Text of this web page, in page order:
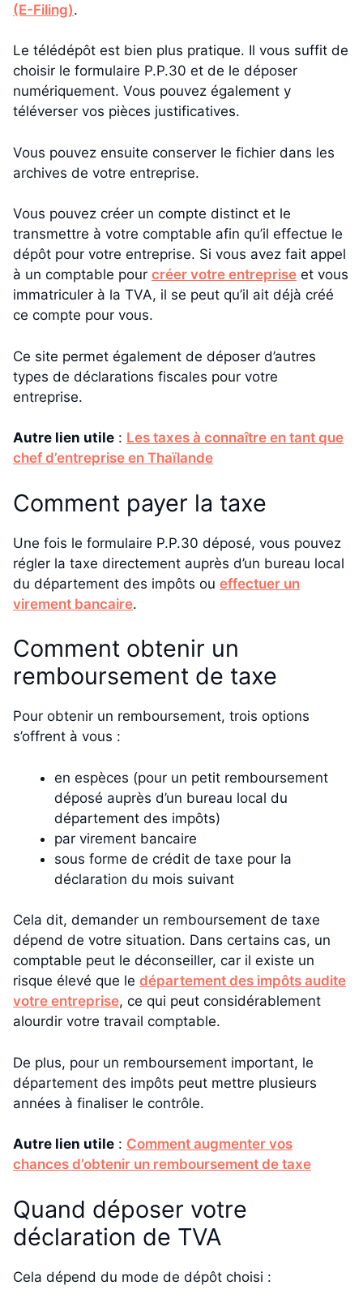
(E-Filing).
Le télédépôt est bien plus pratique. Il vous suffit de
choisir le formulaire P.P.30 et de le déposer
numériquement. Vous pouvez également y
téléverser vos pièces justificatives.
Vous pouvez ensuite conserver le fichier dans les
archives de votre entreprise.
Vous pouvez créer un compte distinct et le
transmettre à votre comptable afin qu’il effectue le
dépôt pour votre entreprise. Si vous avez fait appel
à un comptable pour créer votre entreprise et vous
immatriculer à la TVA, il se peut qu’il ait déjà créé
ce compte pour vous.
Ce site permet également de déposer d’autres
types de déclarations fiscales pour votre
entreprise.
Autre lien utile : Les taxes à connaître en tant que
chef d’entreprise en Thaïlande
Comment payer la taxe
Une fois le formulaire P.P.30 déposé, vous pouvez
régler la taxe directement auprès d’un bureau local
du département des impôts ou effectuer un
virement bancaire.
Comment obtenir un
remboursement de taxe
Pour obtenir un remboursement, trois options
s’offrent à vous :
en espèces (pour un petit remboursement
déposé auprès d’un bureau local du
département des impôts)
par virement bancaire
sous forme de crédit de taxe pour la
déclaration du mois suivant
Cela dit, demander un remboursement de taxe
dépend de votre situation. Dans certains cas, un
comptable peut le déconseiller, car il existe un
risque élevé que le département des impôts audite
votre entreprise, ce qui peut considérablement
alourdir votre travail comptable.
De plus, pour un remboursement important, le
département des impôts peut mettre plusieurs
années à finaliser le contrôle.
Autre lien utile : Comment augmenter vos
chances d’obtenir un remboursement de taxe
Quand déposer votre
déclaration de TVA
Cela dépend du mode de dépôt choisi :